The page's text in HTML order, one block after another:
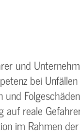
und
bei
und Folgeschäden
auf reale
im Rahmen